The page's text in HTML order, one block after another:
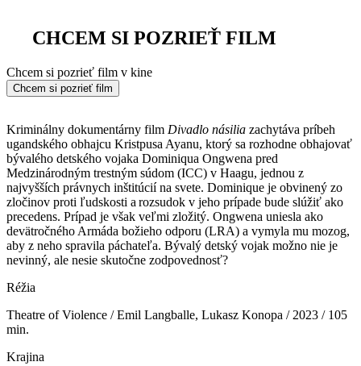
CHCEM SI POZRIEŤ FILM
Chcem si pozrieť film v kine
Chcem si pozrieť film
Kriminálny dokumentárny film Divadlo násilia zachytáva príbeh
ugandského obhajcu Kristpusa Ayanu, ktorý sa rozhodne obhajovať
bývalého detského vojaka Dominiqua Ongwena pred
Medzinárodným trestným súdom (ICC) v Haagu, jednou z
najvyšších právnych inštitúcií na svete. Dominique je obvinený zo
zločinov proti ľudskosti a rozsudok v jeho prípade bude slúžiť ako
precedens. Prípad je však veľmi zložitý. Ongwena uniesla ako
devätročného Armáda božieho odporu (LRA) a vymyla mu mozog,
aby z neho spravila páchateľa. Bývalý detský vojak možno nie je
nevinný, ale nesie skutočne zodpovednosť?
Réžia
Theatre of Violence / Emil Langballe, Lukasz Konopa / 2023 / 105
min.
Krajina